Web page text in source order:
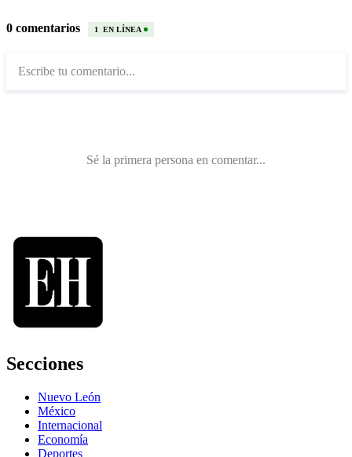
Secciones
Nuevo León
México
Internacional
Economía
Deportes